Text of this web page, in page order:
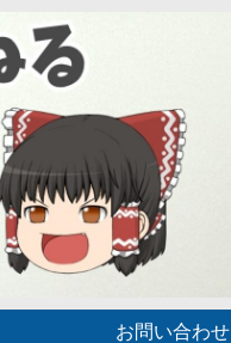
お問い合わせ